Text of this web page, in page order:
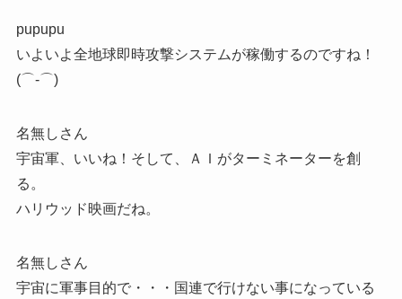
pupupu
いよいよ全地球即時攻撃システムが稼働するのですね！
(⌒‐⌒)
名無しさん
宇宙軍、いいね！そして、ＡＩがターミネーターを創
る。
ハリウッド映画だね。
名無しさん
宇宙に軍事目的で・・・国連で行けない事になっている